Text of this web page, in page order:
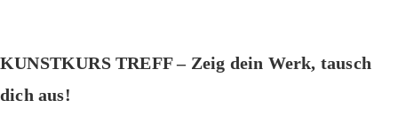
KUNSTKURS TREFF – Zeig dein Werk, tausch
dich aus!